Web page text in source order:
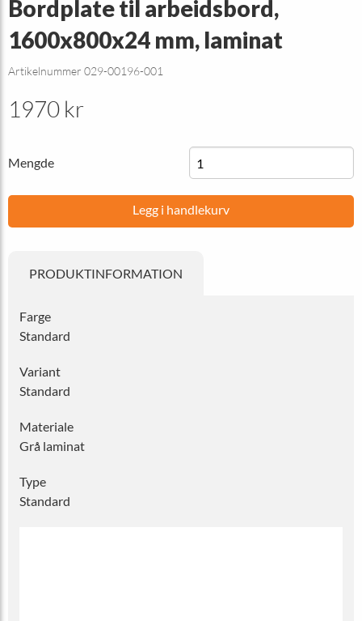
Bordplate til arbeidsbord,
1600x800x24 mm, laminat
Artikelnummer 029-00196-001
1970 kr
Mengde
Legg i handlekurv
PRODUKTINFORMATION
Farge
Standard
Variant
Standard
Materiale
Grå laminat
Type
Standard